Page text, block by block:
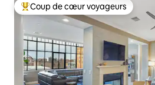
Coups de cœur voyageurs les plus
Coup de cœur voyageurs